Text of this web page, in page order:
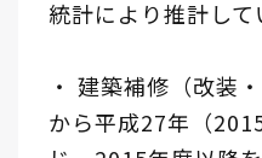
統計により推計して
・ 建築補修（改装
から平成27年（